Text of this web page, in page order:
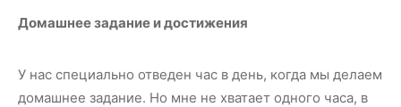
Домашнее задание и достижения
У нас специально отведен час в день, когда мы делаем
домашнее задание. Но мне не хватает одного часа, в